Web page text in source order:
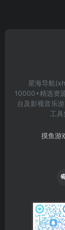
星海导航
10000+精选资
台及影视音乐
工
摸鱼游